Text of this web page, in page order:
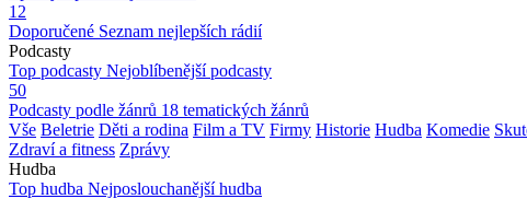
12
Doporučené Seznam nejlepších rádií
Podcasty
Top podcasty Nejoblíbenější podcasty
50
Podcasty podle žánrů 18 tematických žánrů
Vše Beletrie Děti a rodina Film a TV Firmy Historie Hudba Komedie
Zdraví a fitness Zprávy
Hudba
Top hudba Nejposlouchanější hudba